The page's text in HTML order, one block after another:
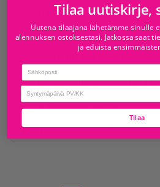
Varoitukset
Juhlamaailma
Forum
Myymälän tiedot
Tarkista saatavuus muissa
Tilaa uutiskirje,
Uutena tilaajana lähetämme sinulle
alennuksen ostoksestasi. Jatkossa saat
ja eduista
Email
birthday
Tilaa